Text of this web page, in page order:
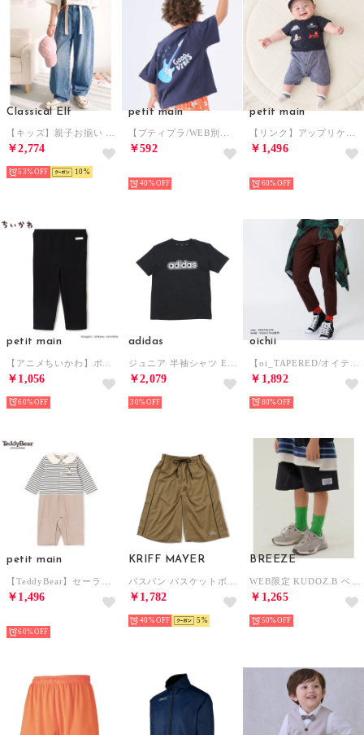
Classical Elf
￥2,774
53% 10
petit main
￥592
40%
petit main
￥1,496
60%
petit main
￥1,056
60%
adidas
￥2,079
30%
oichii
￥1,892
80%
petit main
￥1,496
60%
KRIFF MAYER
￥1,782
40% 5
BREEZE
￥1,265
50%